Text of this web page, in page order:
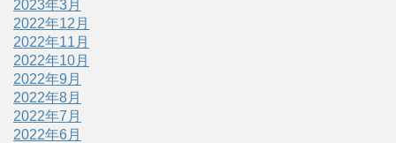
2023年3月
2022年12月
2022年11月
2022年10月
2022年9月
2022年8月
2022年7月
2022年6月